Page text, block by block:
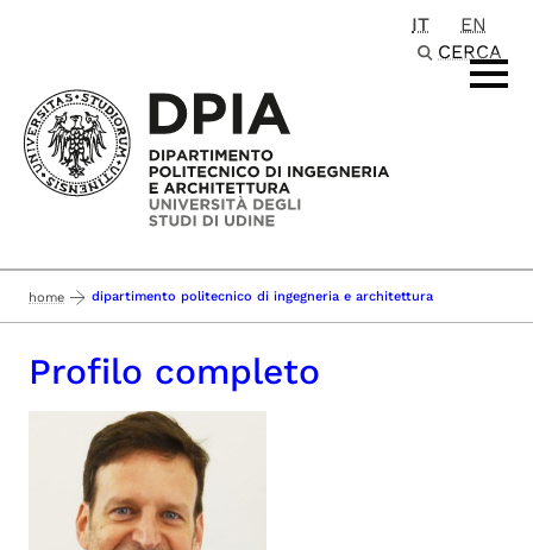
IT
EN
CERCA
home dipartimento politecnico di ingegneria e architettura
Profilo completo